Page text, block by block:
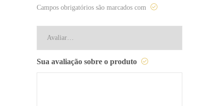
Campos obrigatórios são marcados com
Sua avaliação sobre o produto